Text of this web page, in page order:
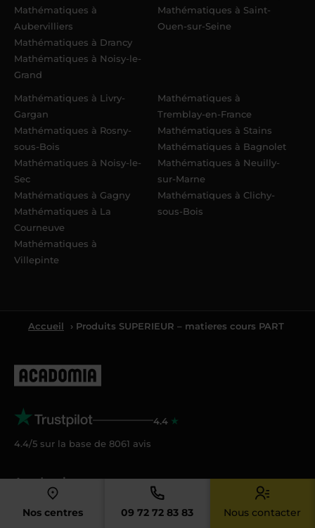
Nos centres 09 72 72 83 83 Nous contacter
Mathématiques à
Aubervilliers
Mathématiques à Drancy
Mathématiques à Noisy-le-
Grand
Mathématiques à Saint-
Ouen-sur-Seine
Mathématiques à Livry-
Gargan
Mathématiques à Rosny-
sous-Bois
Mathématiques à Noisy-le-
Sec
Mathématiques à Gagny
Mathématiques à La
Courneuve
Mathématiques à
Villepinte
Mathématiques à
Tremblay-en-France
Mathématiques à Stains
Mathématiques à Bagnolet
Mathématiques à Neuilly-
sur-Marne
Mathématiques à Clichy-
sous-Bois
Accueil › Produits SUPERIEUR – matieres cours PART
4.4
4.4/5 sur la base de 8061 avis
Acadomia
Qui sommes-nous ?